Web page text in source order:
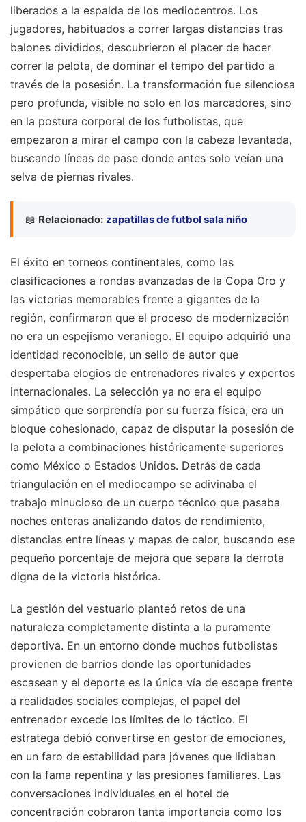
liberados a la espalda de los mediocentros. Los
jugadores, habituados a correr largas distancias tras
balones divididos, descubrieron el placer de hacer
correr la pelota, de dominar el tempo del partido a
través de la posesión. La transformación fue silenciosa
pero profunda, visible no solo en los marcadores, sino
en la postura corporal de los futbolistas, que
empezaron a mirar el campo con la cabeza levantada,
buscando líneas de pase donde antes solo veían una
selva de piernas rivales.
📖 Relacionado: zapatillas de futbol sala niño
El éxito en torneos continentales, como las
clasificaciones a rondas avanzadas de la Copa Oro y
las victorias memorables frente a gigantes de la
región, confirmaron que el proceso de modernización
no era un espejismo veraniego. El equipo adquirió una
identidad reconocible, un sello de autor que
despertaba elogios de entrenadores rivales y expertos
internacionales. La selección ya no era el equipo
simpático que sorprendía por su fuerza física; era un
bloque cohesionado, capaz de disputar la posesión de
la pelota a combinaciones históricamente superiores
como México o Estados Unidos. Detrás de cada
triangulación en el mediocampo se adivinaba el
trabajo minucioso de un cuerpo técnico que pasaba
noches enteras analizando datos de rendimiento,
distancias entre líneas y mapas de calor, buscando ese
pequeño porcentaje de mejora que separa la derrota
digna de la victoria histórica.
La gestión del vestuario planteó retos de una
naturaleza completamente distinta a la puramente
deportiva. En un entorno donde muchos futbolistas
provienen de barrios donde las oportunidades
escasean y el deporte es la única vía de escape frente
a realidades sociales complejas, el papel del
entrenador excede los límites de lo táctico. El
estratega debió convertirse en gestor de emociones,
en un faro de estabilidad para jóvenes que lidiaban
con la fama repentina y las presiones familiares. Las
conversaciones individuales en el hotel de
concentración cobraron tanta importancia como los